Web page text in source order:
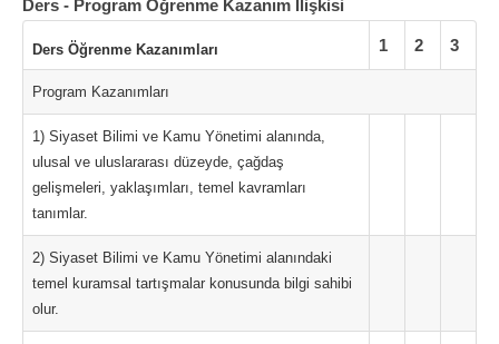
Ders - Program Öğrenme Kazanım İlişkisi
Ders Öğrenme Kazanımları 1 2 3
Program Kazanımları
1) Siyaset Bilimi ve Kamu Yönetimi alanında,
ulusal ve uluslararası düzeyde, çağdaş
gelişmeleri, yaklaşımları, temel kavramları
tanımlar.
2) Siyaset Bilimi ve Kamu Yönetimi alanındaki
temel kuramsal tartışmalar konusunda bilgi sahibi
olur.